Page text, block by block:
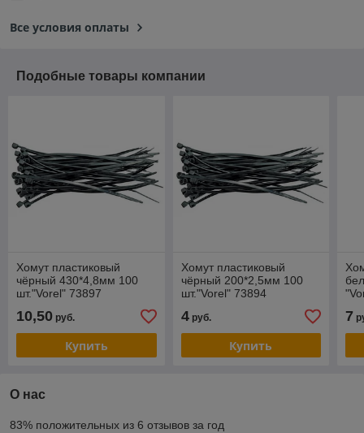
Все условия оплаты
Подобные товары компании
Хомут пластиковый
чёрный 430*4,8мм 100
шт."Vorel" 73897
10,50 руб.
Купить
Хомут пластиковый
чёрный 200*2,5мм 100
шт."Vorel" 73894
4руб.
Купить
7
О нас
83% положительных из 6 отзывов за год